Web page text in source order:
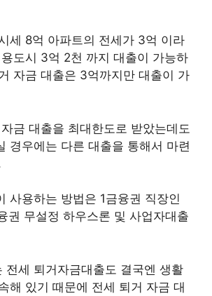
세 8억 아파트의 전세가 3억 이라
도시 3억 2천 까지 대출이 가능하
자금 대출은 3억까지만 대출이 가
금 대출을 최대한도로 받았는데도
경우에는 다른 대출을 통해서 마련
사용하는 방법은 1금융권 직장인
권 무설정 하우스론 및 사업자대출
전세 퇴거자금대출도 결국엔 생활
해 있기 때문에 전세 퇴거 자금 대